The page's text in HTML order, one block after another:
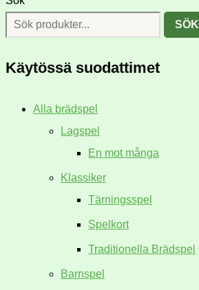
SÖK
Käytössä suodattimet
Alla brädspel
Lagspel
En mot många
Klassiker
Tärningsspel
Spelkort
Traditionella Brädspel
Barnspel